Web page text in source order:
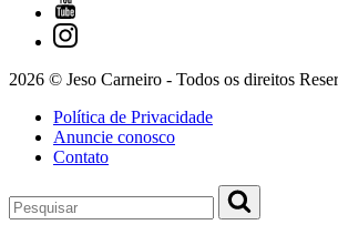
2026 © Jeso Carneiro - Todos os direitos
Política de Privacidade
Anuncie conosco
Contato